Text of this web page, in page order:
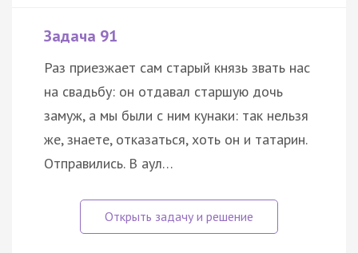
Задача 91
Раз приезжает сам старый князь звать нас
на свадьбу: он отдавал старшую дочь
замуж, а мы были с ним кунаки: так нельзя
же, знаете, отказаться, хоть он и татарин.
Отправились. В аул…